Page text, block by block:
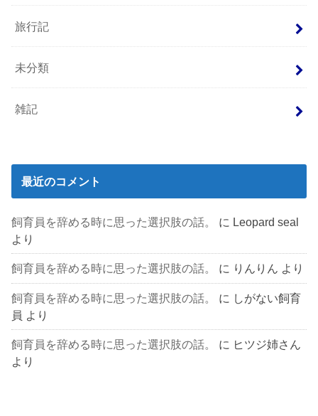
旅行記
未分類
雑記
最近のコメント
飼育員を辞める時に思った選択肢の話。 に Leopard seal
より
飼育員を辞める時に思った選択肢の話。 に りんりん より
飼育員を辞める時に思った選択肢の話。 に しがない飼育
員 より
飼育員を辞める時に思った選択肢の話。 に ヒツジ姉さん
より